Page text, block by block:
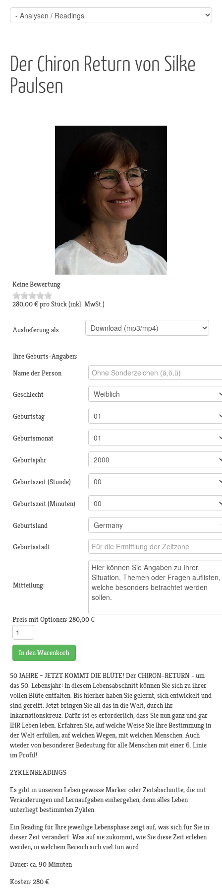
Der Chiron Return von Silke
Paulsen
Keine Bewertung
280,00 €pro Stück(inkl. MwSt.)
Auslieferung als
Ihre Geburts-Angaben:
Name der Person
Geschlecht
Geburtstag
Geburtsmonat
Geburtsjahr
Geburtszeit (Stunde)
Geburtszeit (Minuten)
Geburtsland
Geburtsstadt
Mitteilung:
Preis mit Optionen:280,00 €
In den Warenkorb
50 JAHRE – JETZT KOMMT DIE BLÜTE! Der CHIRON-RETURN - um
das 50. Lebensjahr: In diesem Lebensabschnitt können Sie sich zu ihrer
vollen Blüte entfalten. Bis hierher haben Sie gelernt, sich entwickelt und
sind gereift. Jetzt bringen Sie all das in die Welt, durch Ihr
Inkarnationskreuz. Dafür ist es erforderlich, dass Sie nun ganz und gar
IHR Leben leben. Erfahren Sie, auf welche Weise Sie Ihre Bestimmung in
der Welt erfüllen, auf welchen Wegen, mit welchen Menschen. Auch
wieder von besonderer Bedeutung für alle Menschen mit einer 6. Linie
im Profil!
ZYKLENREADINGS
Es gibt in unserem Leben gewisse Marker oder Zeitabschnitte, die mit
Veränderungen und Lernaufgaben einhergehen, denn alles Leben
unterliegt bestimmten Zyklen.
Ein Reading für Ihre jeweilige Lebensphase zeigt auf, was sich für Sie in
dieser Zeit verändert: Was auf sie zukommt, wie Sie diese Zeit erleben
werden, in welchem Bereich sich viel tun wird.
Dauer: ca. 90 Minuten
Kosten: 280 €